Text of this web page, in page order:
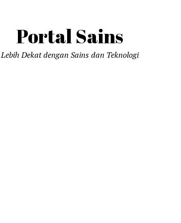
Portal Sains
Lebih Dekat dengan Sains dan Teknologi